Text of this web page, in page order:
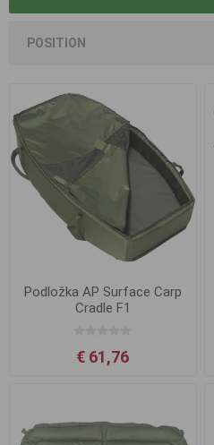
Podložka AP Surface Carp
Cradle F1
€ 61,76